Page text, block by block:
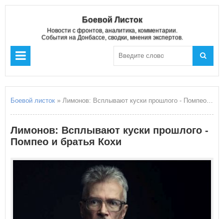
Боевой Листок
Новости с фронтов, аналитика, комментарии.
События на Донбассе, сводки, мнения экспертов.
Боевой листок » Лимонов: Всплывают куски прошлого - Помпео и братья Кохи
Лимонов: Всплывают куски прошлого -
Помпео и братья Кохи